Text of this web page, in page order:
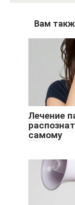
Вам
Лечение
самому